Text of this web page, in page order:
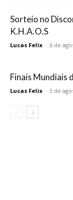
Sorteio no
K.H.A.O.S
Lucas Felix - 6 de
Finais Mundiais
Lucas Felix - 3 de